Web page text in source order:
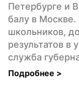
Петербурге и
балу в
школьников,
результатов в
служба
Подробнее >